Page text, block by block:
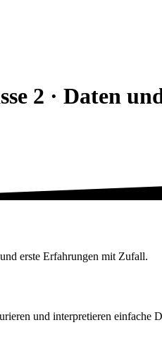
2 · Daten
erste Erfahrungen mit Zufall.
und interpretieren einfache